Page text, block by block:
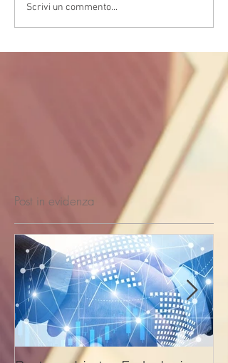
Scrivi un commento...
Post in evidenza